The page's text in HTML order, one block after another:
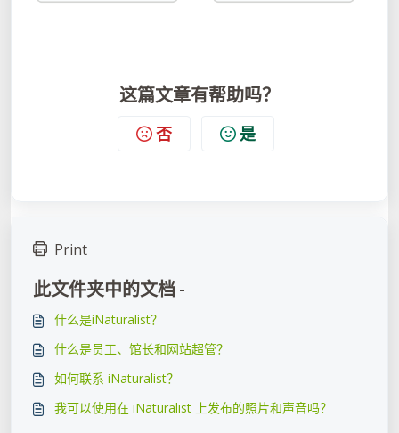
这篇文章有帮助吗？
否 是
Print
此文件夹中的文档 -
什么是iNaturalist？
什么是员工、馆长和网站超管？
如何联系 iNaturalist？
我可以使用在 iNaturalist 上发布的照片​​和声音吗？